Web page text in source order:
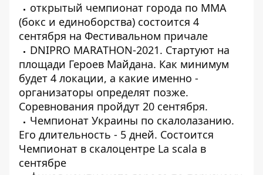
открытый чемпионат города по ММА
(бокс и единоборства) состоится 4
сентября на Фестивальном причале
DNIPRO MARATHON-2021. Стартуют на
площади Героев Майдана. Как минимум
будет 4 локации, а какие именно -
организаторы определят позже.
Соревнования пройдут 20 сентября.
Чемпионат Украины по скалолазанию.
Его длительность - 5 дней. Состоится
Чемпионат в скалоцентре La scala в
сентябре